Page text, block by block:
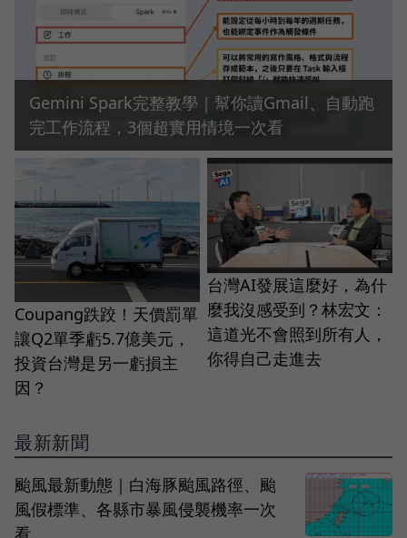
Gemini Spark完整教學｜幫你讀Gmail、自動跑
完工作流程，3個超實用情境一次看
Coupang跌跤！天價罰單
讓Q2單季虧5.7億美元，
投資台灣是另一虧損主
因？
台灣AI發展這麼好，為什
麼我沒感受到？林宏文：
這道光不會照到所有人，
你得自己走進去
最新新聞
颱風最新動態｜白海豚颱風路徑、颱
風假標準、各縣市暴風侵襲機率一次
看